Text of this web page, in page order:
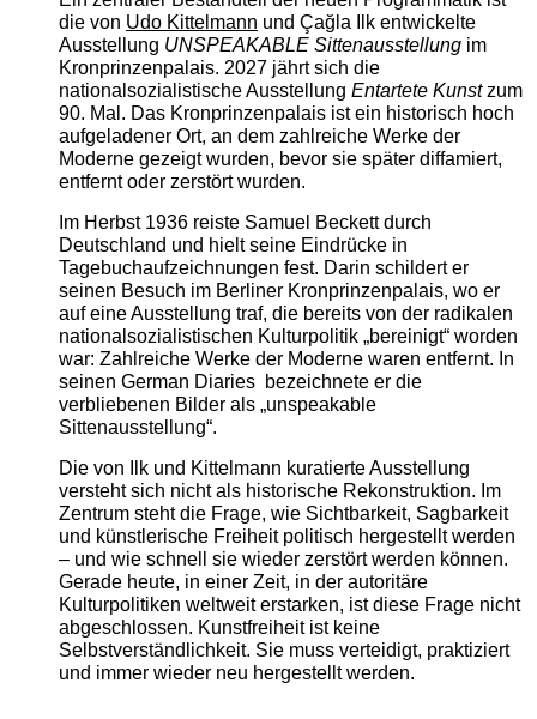
die von Udo Kittelmann und Çağla Ilk entwickelte
Ausstellung UNSPEAKABLE Sittenausstellungim
Kronprinzenpalais. 2027 jährt sich die
nationalsozialistische Ausstellung Entartete Kunstzum
90. Mal. Das Kronprinzenpalais ist ein historisch hoch
aufgeladener Ort, an dem zahlreiche Werke der
Moderne gezeigt wurden, bevor sie später diffamiert,
entfernt oder zerstört wurden.
Im Herbst 1936 reiste Samuel Beckett durch
Deutschland und hielt seine Eindrücke in
Tagebuchaufzeichnungen fest. Darin schildert er
seinen Besuch im Berliner Kronprinzenpalais, wo er
auf eine Ausstellung traf, die bereits von der radikalen
nationalsozialistischen Kulturpolitik „bereinigt“ worden
war: Zahlreiche Werke der Moderne waren entfernt. In
seinen German Diaries bezeichnete er die
verbliebenen Bilder als „unspeakable
Sittenausstellung“.
Die von Ilk und Kittelmann kuratierte Ausstellung
versteht sich nicht als historische Rekonstruktion. Im
Zentrum steht die Frage, wie Sichtbarkeit, Sagbarkeit
und künstlerische Freiheit politisch hergestellt werden
– und wie schnell sie wieder zerstört werden können.
Gerade heute, in einer Zeit, in der autoritäre
Kulturpolitiken weltweit erstarken, ist diese Frage nicht
abgeschlossen. Kunstfreiheit ist keine
Selbstverständlichkeit. Sie muss verteidigt, praktiziert
und immer wieder neu hergestellt werden.